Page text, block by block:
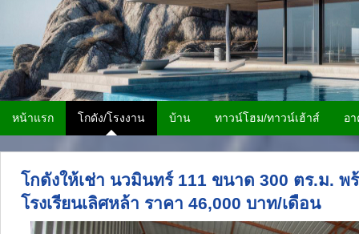
หน้าแรก โกดัง/โรงงาน บ้าน ทาวน์โฮม/ทาวน์เฮ้าส์ อ
โกดังให้เช่า นวมินทร์ 111 ขนาด 300 ตร.ม.
โรงเรียนเลิศหล้า ราคา 46,000 บาท/เดือน